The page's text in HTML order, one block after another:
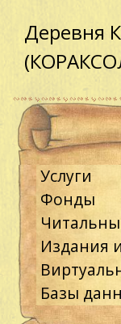
Деревня
Услуги
Фонды
Издания
Базы